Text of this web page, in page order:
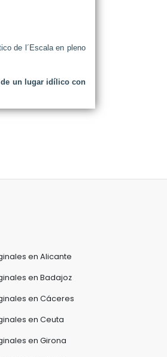
de l´Escala en pleno
de un lugar idílico con
en Alicante
en Badajoz
en Cáceres
en Ceuta
en Girona